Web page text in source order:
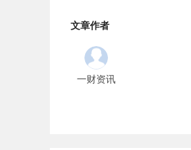
文章作者
一财资讯